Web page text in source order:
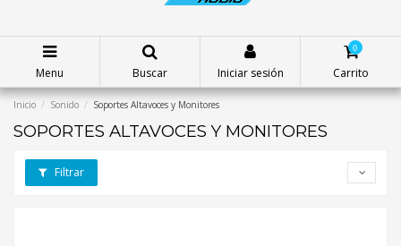
Menu Buscar Iniciar sesión
0
Carrito
Inicio Sonido Soportes Altavoces y Monitores
SOPORTES ALTAVOCES Y MONITORES
Filtrar